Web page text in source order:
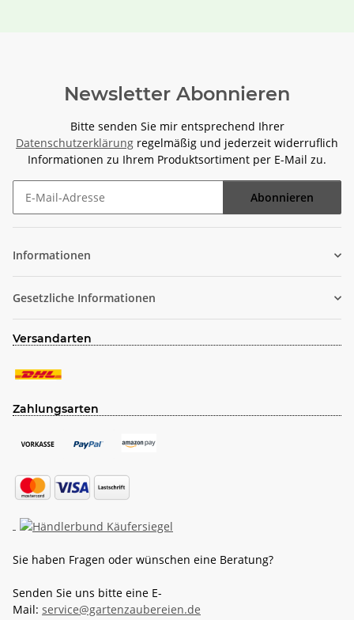
Newsletter Abonnieren
Bitte senden Sie mir entsprechend Ihrer
Datenschutzerklärung regelmäßig und jederzeit widerruflich
Informationen zu Ihrem Produktsortiment per E-Mail zu.
Abonnieren
Informationen
Gesetzliche Informationen
Versandarten
Zahlungsarten
Sie haben Fragen oder wünschen eine Beratung?
Senden Sie uns bitte eine E-
Mail: service@gartenzaubereien.de